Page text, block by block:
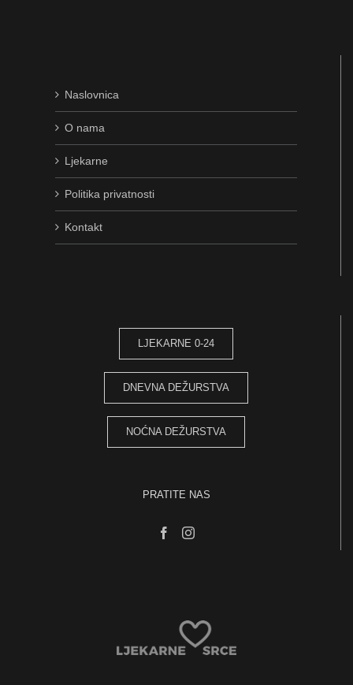
Naslovnica
O nama
Ljekarne
Politika privatnosti
Kontakt
LJEKARNE 0-24
DNEVNA DEŽURSTVA
NOĆNA DEŽURSTVA
PRATITE NAS